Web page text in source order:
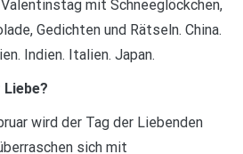
mit Schneeglöckchen,
Gedichten und Rätseln. China.
Indien. Italien. Japan.
wird der Tag der Liebenden
sich mit